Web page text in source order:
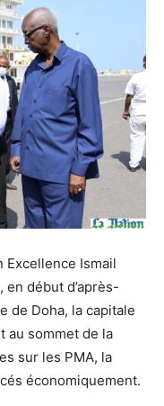
Excellence Ismail
début d’après-
de Doha, la capitale
au sommet de la
sur les PMA, la
économiquement.